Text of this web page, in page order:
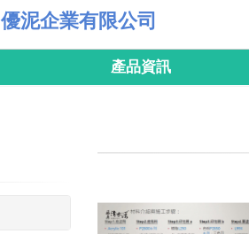
優泥企業有限公司
產品資訊